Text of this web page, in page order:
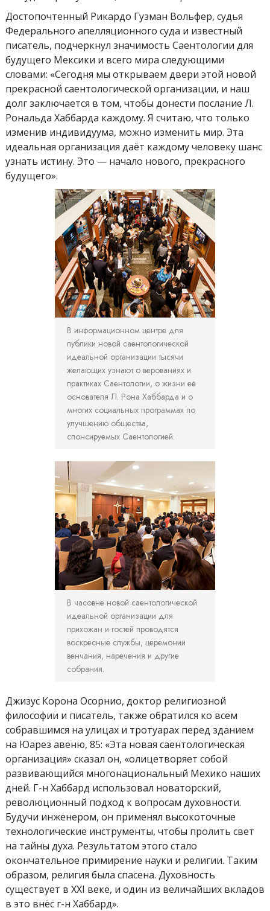
Достопочтенный Рикардо Гузман Вольфер, судья
Федерального апелляционного суда и известный
писатель, подчеркнул значимость Саентологии для
будущего Мексики и всего мира следующими
словами: «Сегодня мы открываем двери этой новой
прекрасной саентологической организации, и наш
долг заключается в том, чтобы донести послание Л.
Рональда Хаббарда каждому. Я считаю, что только
изменив индивидуума, можно изменить мир. Эта
идеальная организация даёт каждому человеку шанс
узнать истину. Это — начало нового, прекрасного
будущего».
В информационном центре для
публики новой саентологической
идеальной организации тысячи
желающих узнают о верованиях и
практиках Саентологии, о жизни её
основателя Л. Рона Хаббарда и о
многих социальных программах по
улучшению общества,
спонсируемых Саентологией.
В часовне новой саентологической
идеальной организации для
прихожан и гостей проводятся
воскресные службы, церемонии
венчания, наречения и другие
собрания.
Джизус Корона Осорнио, доктор религиозной
философии и писатель, также обратился ко всем
собравшимся на улицах и тротуарах перед зданием
на Юарез авеню, 85: «Эта новая саентологическая
организация» сказал он, «олицетворяет собой
развивающийся многонациональный Мехико наших
дней. Г-н Хаббард использовал новаторский,
революционный подход к вопросам духовности.
Будучи инженером, он применял высокоточные
технологические инструменты, чтобы пролить свет
на тайны духа. Результатом этого стало
окончательное примирение науки и религии. Таким
образом, религия была спасена. Духовность
существует в XXI веке, и один из величайших вкладов
в это внёс г-н Хаббард».